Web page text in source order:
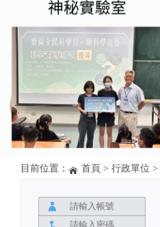
目前位置： 首頁 > 行政單位 >